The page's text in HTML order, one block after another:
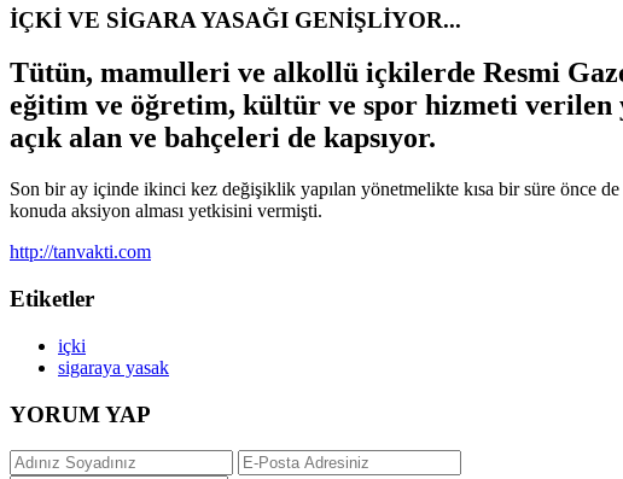
İÇKİ VE SİGARA YASAĞI GENİŞLİYOR...
Tütün, mamulleri ve alkollü içkilerde Resmi
eğitim ve öğretim, kültür ve spor hizmeti verilen
açık alan ve bahçeleri de kapsıyor.
Son bir ay içinde ikinci kez değişiklik yapılan yönetmelikte kısa bir süre önce
konuda aksiyon alması yetkisini vermişti.
http://tanvakti.com
Etiketler
içki
sigaraya yasak
YORUM YAP